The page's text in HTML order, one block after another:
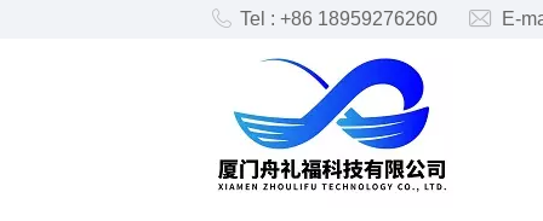
Tel : +86 18959276260 E-
PEÇAS DE REPOSIÇÃO